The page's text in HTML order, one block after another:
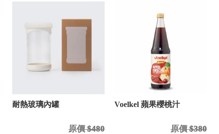
耐熱玻璃內罐
原價 $480
Voelkel 蘋果櫻桃汁
原價 $380